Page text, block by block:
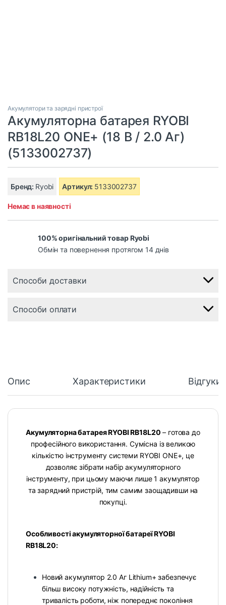
Акумулятори та зарядні пристрої
Акумуляторна батарея RYOBI
RB18L20 ONE+ (18 В / 2.0 Аг)
(5133002737)
Бренд: Ryobi Артикул: 5133002737
Немає в наявності
100% оригінальний товар Ryobi
Обмін та повернення протягом 14 днів
Способи доставки
Способи оплати
Опис Характеристики Відгуки
Акумуляторна батарея RYOBI RB18L20 – готова до
професійного використання. Сумісна із великою
кількістю інструменту системи RYOBI ONE+, це
дозволяє зібрати набір акумуляторного
інструменту, при цьому маючи лише 1 акумулятор
та зарядний пристрій, тим самим заощадивши на
покупці.
Особливості акумуляторної батареї RYOBI
RB18L20:
Новий акумулятор 2.0 Аг Lithium+ забезпечує
більш високу потужність, надійність та
тривалість роботи, ніж попереднє покоління